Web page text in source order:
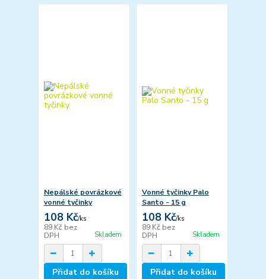
Nepálské povrázkové
vonné tyčinky
108 Kč/ks
89 Kč bez
DPH
Skladem
Přidat do košíku
Vonné tyčinky Palo
Santo - 15 g
108 Kč/ks
89 Kč bez
DPH
Skladem
Přidat do košíku